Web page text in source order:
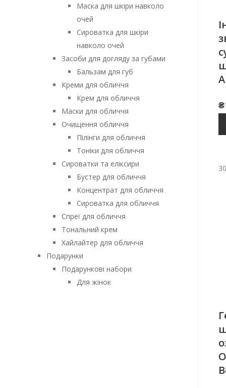
₴
Маска для шкіри навколо
очей
Сироватка для шкіри
навколо очей
Засоби для догляду за губами
Бальзам для губ
Креми для обличчя
Крем для обличчя
Маски для обличчя
Очищення обличчя
Пілінги для обличчя
Тоніки для обличчя
Сироватки та еліксири
Бустер для обличчя
Концентрат для обличчя
Сироватка для обличчя
Спреї для обличчя
Тональний крем
Хайлайтер для обличчя
Подарунки
Подарункові набори
Для жінок